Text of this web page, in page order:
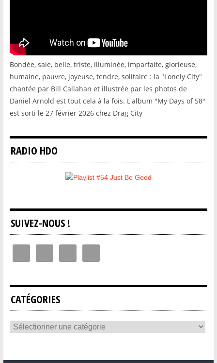
Bondée, sale, belle, triste, illuminée, imparfaite, glorieuse,
humaine, pauvre, joyeuse, tendre, solitaire : la "Lonely City"
chantée par Bill Callahan et illustrée par les photos de
Daniel Arnold est tout cela à la fois. L'album "My Days of 58"
est sorti le 27 février 2026 chez Drag City
RADIO HDO
SUIVEZ-NOUS !
CATÉGORIES